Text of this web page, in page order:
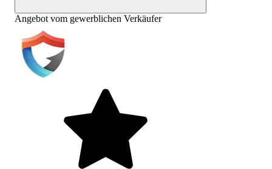
Angebot vom gewerblichen Verkäufer